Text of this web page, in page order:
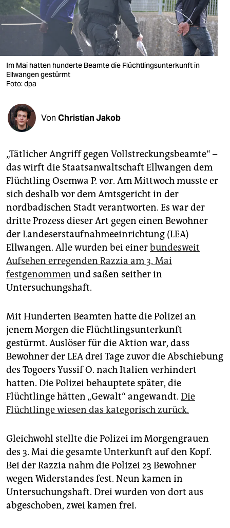
wahrheit
verlag
veranstaltungen
shop
fragen & hilfe
abo
genossenschaft
epaper login
Im Mai hatten hunderte Beamte die Flüchtlingsunterkunft in
Ellwangen gestürmt
Foto: dpa
Von Christian Jakob
„Tätlicher Angriff gegen Vollstreckungsbeamte“ –
das wirft die Staatsanwaltschaft Ellwangen dem
Flüchtling Osemwa P. vor. Am Mittwoch musste er
sich deshalb vor dem Amtsgericht in der
nordbadischen Stadt verantworten. Es war der
dritte Prozess dieser Art gegen einen Bewohner
der Landeserstaufnahmeeinrichtung (LEA)
Ellwangen. Alle wurden bei einerbundesweit
Aufsehen erregenden Razzia am 3. Mai
festgenommen und saßen seither in
Untersuchungshaft.
Mit Hunderten Beamten hatte die Polizei an
jenem Morgen die Flüchtlingsunterkunft
gestürmt. Auslöser für die Aktion war, dass
Bewohner der LEA drei Tage zuvor die Abschiebung
des Togoers Yussif O. nach Italien verhindert
hatten. Die Polizei behauptete später, die
Flüchtlinge hätten „Gewalt“ angewandt. Die
Flüchtlinge wiesen das kategorisch zurück.
Gleichwohl stellte die Polizei im Morgengrauen
des 3. Mai die gesamte Unterkunft auf den Kopf.
Bei der Razzia nahm die Polizei 23 Bewohner
wegen Widerstandes fest. Neun kamen in
Untersuchungshaft. Drei wurden von dort aus
abgeschoben, zwei kamen frei.